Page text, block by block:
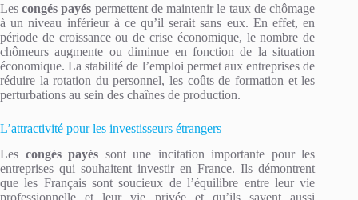
Lescongés payés permettent de maintenir le taux de chômage
à un niveau inférieur à ce qu’il serait sans eux. En effet, en
période de croissance ou de crise économique, le nombre de
chômeurs augmente ou diminue en fonction de la situation
économique. La stabilité de l’emploi permet aux entreprises de
réduire la rotation du personnel, les coûts de formation et les
perturbations au sein des chaînes de production.
L’attractivité pour les investisseurs étrangers
Les congés payés sont une incitation importante pour les
entreprises qui souhaitent investir en France. Ils démontrent
que les Français sont soucieux de l’équilibre entre leur vie